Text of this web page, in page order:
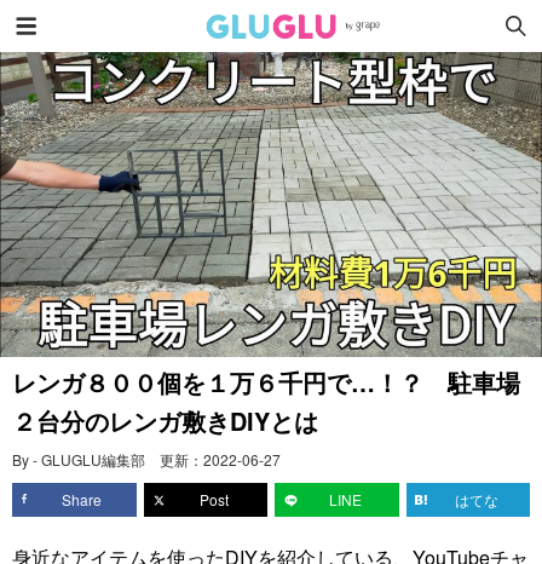
レンガ８００個を１万６千円で…！？ 駐車場
２台分のレンガ敷きDIYとは
By - GLUGLU編集部 更新： 2022-06-27
Share
Post LINE はてな
身近なアイテムを使ったDIYを紹介している、YouTubeチャ